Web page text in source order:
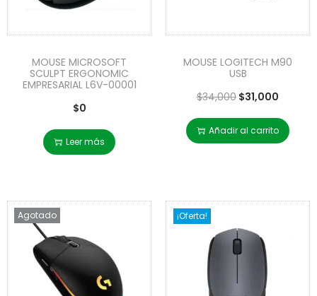
MOUSE MICROSOFT
SCULPT ERGONOMIC
EMPRESARIAL L6V-00001
$0
Leer más
MOUSE LOGITECH M90
USB
$34,000 $31,000
Añadir al carrito
Agotado ¡Oferta!